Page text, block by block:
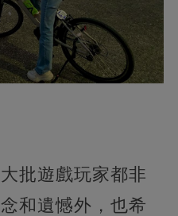
批遊戲玩家都非
和遺憾外，也希